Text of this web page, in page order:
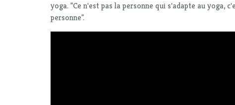
yoga. "Ce n'est pas la personne qui s'adapte au yoga,
personne".